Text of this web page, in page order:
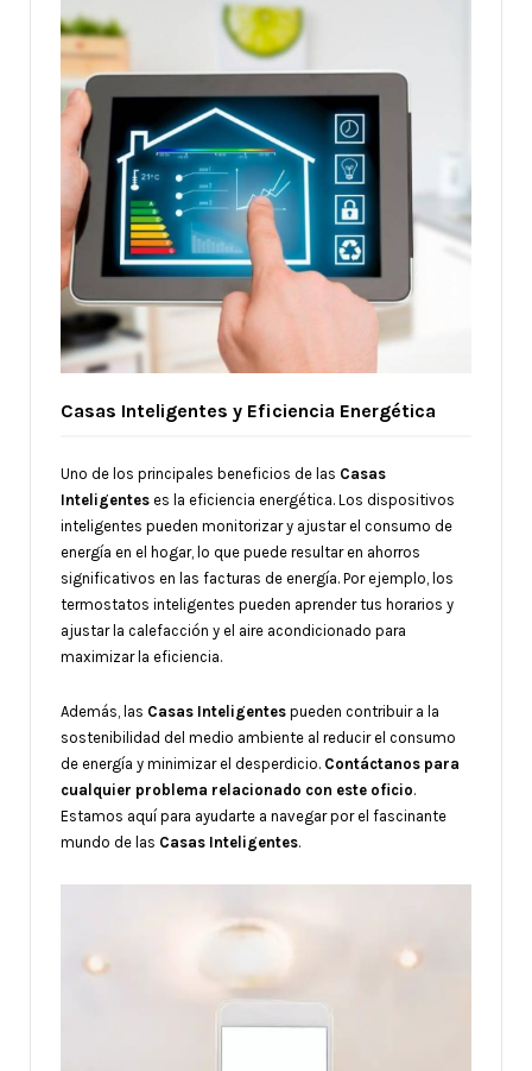
Casas Inteligentes y Eficiencia Energética
Uno de los principales beneficios de las Casas
Inteligentes es la eficiencia energética. Los dispositivos
inteligentes pueden monitorizar y ajustar el consumo de
energía en el hogar, lo que puede resultar en ahorros
significativos en las facturas de energía. Por ejemplo, los
termostatos inteligentes pueden aprender tus horarios y
ajustar la calefacción y el aire acondicionado para
maximizar la eficiencia.
Además, las Casas Inteligentes pueden contribuir a la
sostenibilidad del medio ambiente al reducir el consumo
de energía y minimizar el desperdicio. Contáctanos para
cualquier problema relacionado con este oficio.
Estamos aquí para ayudarte a navegar por el fascinante
mundo de las Casas Inteligentes.